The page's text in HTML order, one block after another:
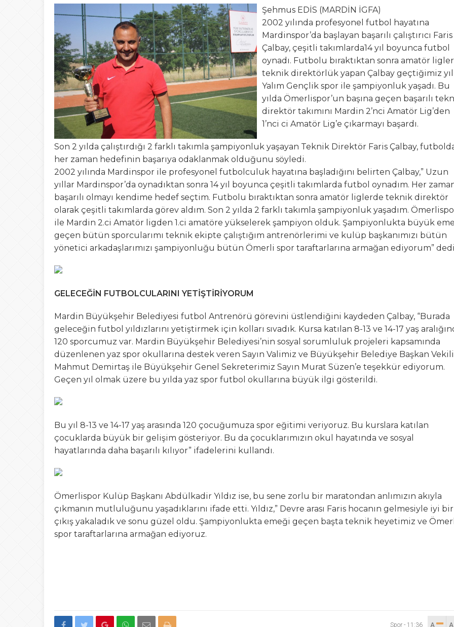
15:02 Türk Avcıları Kütahya Valisine tepki gösterdi
00:22 Yığılca’da Patpat Kazası: 3’ü Çocuk 7 Kişi Yaralandı
23:50 Akçakoca’da boğulma paniği
Şehmus EDİS (MARDİN İGFA)
2002 yılında profesyonel futbol hayatına
Mardinspor’da başlayan başarılı çalıştırıcı Faris
Çalbay, çeşitli takımlarda14 yıl boyunca futbol
oynadı. Futbolu bıraktıktan sonra amatör
teknik direktörlük yapan Çalbay geçtiğimiz yıl
Yalım Gençlik spor ile şampiyonluk yaşadı. Bu
yılda Ömerlispor’un başına geçen başarılı
direktör takımını Mardin 2’nci Amatör Lig’den
1’nci ci Amatör Lig’e çıkarmayı başardı.
Son 2 yılda çalıştırdığı 2 farklı takımla şampiyonluk yaşayan Teknik Direktör Faris Çalbay,
her zaman hedefinin başarıya odaklanmak olduğunu söyledi.
2002 yılında Mardinspor ile profesyonel futbolculuk hayatına başladığını belirten Çalbay,” Uzun
yıllar Mardinspor’da oynadıktan sonra 14 yıl boyunca çeşitli takımlarda futbol oynadım. Her
başarılı olmayı kendime hedef seçtim. Futbolu bıraktıktan sonra amatör liglerde teknik direktör
olarak çeşitli takımlarda görev aldım. Son 2 yılda 2 farklı takımla şampiyonluk yaşadım.
ile Mardin 2.ci Amatör ligden 1.ci amatöre yükselerek şampiyon olduk. Şampiyonlukta büyük
geçen bütün sporcularımı teknik ekipte çalıştığım antrenörlerimi ve kulüp başkanımızı bütün
yönetici arkadaşlarımızı şampiyonluğu bütün Ömerli spor taraftarlarına armağan ediyorum”
GELECEĞİN FUTBOLCULARINI YETİŞTİRİYORUM
Mardin Büyükşehir Belediyesi futbol Antrenörü görevini üstlendiğini kaydeden Çalbay, “Burada
geleceğin futbol yıldızlarını yetiştirmek için kolları sıvadık. Kursa katılan 8-13 ve 14-17 yaş
120 sporcumuz var. Mardin Büyükşehir Belediyesi’nin sosyal sorumluluk projeleri kapsamında
düzenlenen yaz spor okullarına destek veren Sayın Valimiz ve Büyükşehir Belediye Başkan Vekili
Mahmut Demirtaş ile Büyükşehir Genel Sekreterimiz Sayın Murat Süzen’e teşekkür ediyorum.
Geçen yıl olmak üzere bu yılda yaz spor futbol okullarına büyük ilgi gösterildi.
Bu yıl 8-13 ve 14-17 yaş arasında 120 çocuğumuza spor eğitimi veriyoruz. Bu kurslara katılan
çocuklarda büyük bir gelişim gösteriyor. Bu da çocuklarımızın okul hayatında ve sosyal
hayatlarında daha başarılı kılıyor” ifadelerini kullandı.
Ömerlispor Kulüp Başkanı Abdülkadir Yıldız ise, bu sene zorlu bir maratondan anlımızın akıyla
çıkmanın mutluluğunu yaşadıklarını ifade etti. Yıldız,” Devre arası Faris hocanın gelmesiyle iyi bir
çıkış yakaladık ve sonu güzel oldu. Şampiyonlukta emeği geçen başta teknik heyetimiz ve
spor taraftarlarına armağan ediyoruz.
Spor - 11:36 A